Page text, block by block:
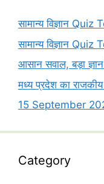
सामान्य विज्ञान
सामान्य विज्ञान
आसान सवाल, बड़ा
मध्य प्रदेश का
15 September
Category